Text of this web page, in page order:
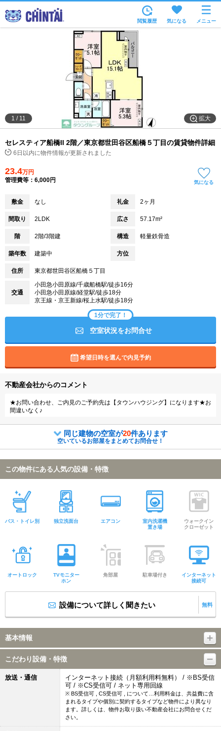
沿線・駅から
住所から
家賃相場から
通勤通学時間から
物件特集から
不動産会社から
TOP
閲覧履歴 気になる メニュー
拡大
1 / 11
セレスティア船橋II 2階／東京都世田谷区船橋５丁目の賃貸物件詳細
6日以内に物件情報が更新されました
23.4万円
管理費等：6,000円
気になる
敷金 なし 礼金 2ヶ月
間取り 2LDK 広さ 57.17m²
階 2階/3階建 構造 軽量鉄骨造
築年数 建築中 方位
住所 東京都世田谷区船橋５丁目
交通
小田急小田原線/千歳船橋駅/徒歩16分
小田急小田原線/経堂駅/徒歩18分
京王線・京王新線/桜上水駅/徒歩18分
1分で完了！
空室状況をお問合せ
希望日時を選んで内見予約
不動産会社からのコメント
★お問い合わせ、ご内見のご予約先は【タウンハウジング】になります★お
間違いなく♪
同じ建物の空室が20件あります
空いているお部屋をまとめてお問合せ！
この物件にある人気の設備・特徴
バス・トイレ別 独立洗面台 エアコン
室内洗濯機
置き場
ウォークイン
クローゼット
オートロック
TVモニター
ホン
角部屋 駐車場付き
インターネット
接続可
設備について詳しく聞きたい 無料
基本情報
こだわり設備・特徴
放送・通信
インターネット接続（月額利用料無料） / ※BS受信
可 / ※CS受信可 / ネット専用回線
※ BS受信可 , CS受信可 , について…利用料金は、共益費に含
まれるタイプや個別に契約するタイプなど物件により異なり
ます。詳しくは、物件お取り扱い不動産会社にお問合せくだ
さい。